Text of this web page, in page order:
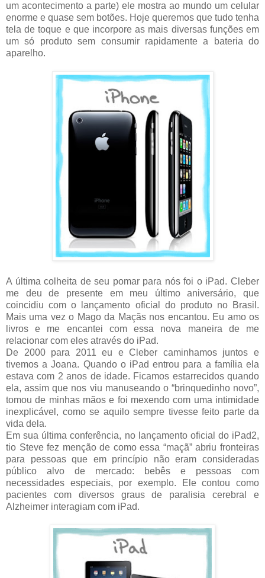
um acontecimento a parte) ele mostra ao mundo um celular
enorme e quase sem botões. Hoje queremos que tudo tenha
tela de toque e que incorpore as mais diversas funções em
um só produto sem consumir rapidamente a bateria do
aparelho.
A última colheita de seu pomar para nós foi o iPad. Cleber
me deu de presente em meu último aniversário, que
coincidiu com o lançamento oficial do produto no Brasil.
Mais uma vez o Mago da Maçãs nos encantou. Eu amo os
livros e me encantei com essa nova maneira de me
relacionar com eles através do iPad.
De 2000 para 2011 eu e Cleber caminhamos juntos e
tivemos a Joana. Quando o iPad entrou para a família ela
estava com 2 anos de idade. Ficamos estarrecidos quando
ela, assim que nos viu manuseando o “brinquedinho novo”,
tomou de minhas mãos e foi mexendo com uma intimidade
inexplicável, como se aquilo sempre tivesse feito parte da
vida dela.
Em sua última conferência, no lançamento oficial do iPad2,
tio Steve fez menção de como essa “maçã” abriu fronteiras
para pessoas que em princípio não eram consideradas
público alvo de mercado: bebês e pessoas com
necessidades especiais, por exemplo. Ele contou como
pacientes com diversos graus de paralisia cerebral e
Alzheimer interagiam com iPad.